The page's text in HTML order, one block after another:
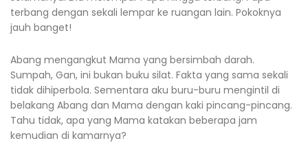
terbang dengan sekali lempar ke ruangan lain. Pokoknya
jauh banget!
Abang mengangkut Mama yang bersimbah darah.
Sumpah, Gan, ini bukan buku silat. Fakta yang sama sekali
tidak dihiperbola. Sementara aku buru-buru mengintil di
belakang Abang dan Mama dengan kaki pincang-pincang.
Tahu tidak, apa yang Mama katakan beberapa jam
kemudian di kamarnya?